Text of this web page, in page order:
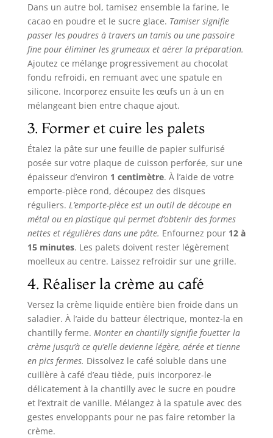
Dans un autre bol, tamisez ensemble la farine, le
cacao en poudre et le sucre glace. Tamiser signifie
passer les poudres à travers un tamis ou une passoire
fine pour éliminer les grumeaux et aérer la préparation.
Ajoutez ce mélange progressivement au chocolat
fondu refroidi, en remuant avec une spatule en
silicone. Incorporez ensuite les œufs un à un en
mélangeant bien entre chaque ajout.
3. Former et cuire les palets
Étalez la pâte sur une feuille de papier sulfurisé
posée sur votre plaque de cuisson perforée, sur une
épaisseur d’environ 1 centimètre. À l’aide de votre
emporte-pièce rond, découpez des disques
réguliers. L’emporte-pièce est un outil de découpe en
métal ou en plastique qui permet d’obtenir des formes
nettes et régulières dans une pâte. Enfournez pour 12 à
15 minutes. Les palets doivent rester légèrement
moelleux au centre. Laissez refroidir sur une grille.
4. Réaliser la crème au café
Versez la crème liquide entière bien froide dans un
saladier. À l’aide du batteur électrique, montez-la en
chantilly ferme. Monter en chantilly signifie fouetter la
crème jusqu’à ce qu’elle devienne légère, aérée et tienne
en pics fermes. Dissolvez le café soluble dans une
cuillère à café d’eau tiède, puis incorporez-le
délicatement à la chantilly avec le sucre en poudre
et l’extrait de vanille. Mélangez à la spatule avec des
gestes enveloppants pour ne pas faire retomber la
crème.